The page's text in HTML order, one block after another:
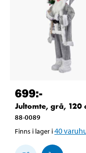
699:-
Jultomte, grå, 120
88-0089
Finns i lager i40